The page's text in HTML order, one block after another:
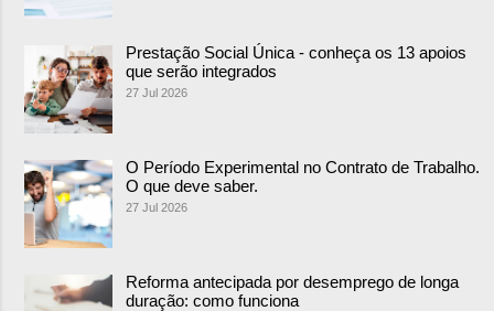
Prestação Social Única - conheça os 13 apoios
que serão integrados
27 Jul 2026
O Período Experimental no Contrato de Trabalho.
O que deve saber.
27 Jul 2026
Reforma antecipada por desemprego de longa
duração: como funciona